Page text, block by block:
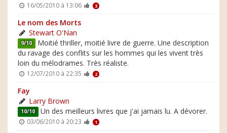
16/05/2010 à 13:06 3
Le nom des Morts
Stewart O'Nan
9/10 Moitié thriller, moitié livre de guerre. Une description
du ravage des conflits sur les hommes qui les vivent très
loin du mélodrames. Très réaliste.
12/07/2010 à 22:35 2
Fay
Larry Brown
10/10 Un des meilleurs livres que j'ai jamais lu. A dévorer.
03/06/2010 à 20:23 1